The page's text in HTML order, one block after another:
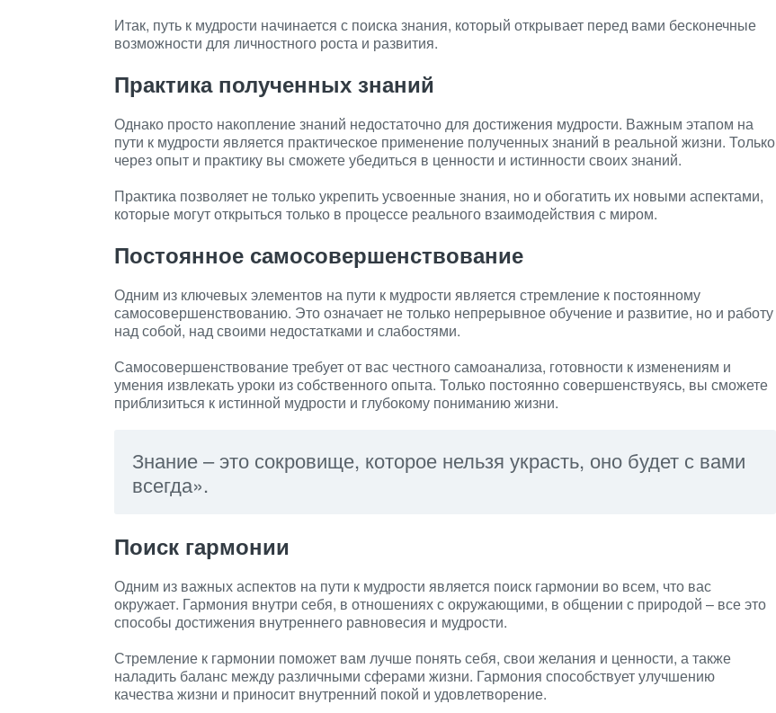
Итак, путь к мудрости начинается с поиска знания, который открывает перед вами бесконечные
возможности для личностного роста и развития.
Практика полученных знаний
Однако просто накопление знаний недостаточно для достижения мудрости. Важным этапом на
пути к мудрости является практическое применение полученных знаний в реальной жизни. Только
через опыт и практику вы сможете убедиться в ценности и истинности своих знаний.
Практика позволяет не только укрепить усвоенные знания, но и обогатить их новыми аспектами,
которые могут открыться только в процессе реального взаимодействия с миром.
Постоянное самосовершенствование
Одним из ключевых элементов на пути к мудрости является стремление к постоянному
самосовершенствованию. Это означает не только непрерывное обучение и развитие, но и работу
над собой, над своими недостатками и слабостями.
Самосовершенствование требует от вас честного самоанализа, готовности к изменениям и
умения извлекать уроки из собственного опыта. Только постоянно совершенствуясь, вы сможете
приблизиться к истинной мудрости и глубокому пониманию жизни.
Знание – это сокровище, которое нельзя украсть, оно будет с вами
всегда».
Поиск гармонии
Одним из важных аспектов на пути к мудрости является поиск гармонии во всем, что вас
окружает. Гармония внутри себя, в отношениях с окружающими, в общении с природой – все это
способы достижения внутреннего равновесия и мудрости.
Стремление к гармонии поможет вам лучше понять себя, свои желания и ценности, а также
наладить баланс между различными сферами жизни. Гармония способствует улучшению
качества жизни и приносит внутренний покой и удовлетворение.